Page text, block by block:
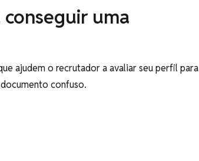
uma
ajudem o recrutador a avaliar seu perfil para
confuso.